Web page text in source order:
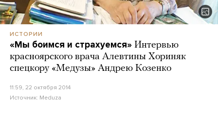
ИСТОРИИ
«Мы боимся и страхуемся» Интервью
красноярского врача Алевтины Хориняк
спецкору «Медузы» Андрею Козенко
11:59, 22 октября 2014
Источник: Meduza